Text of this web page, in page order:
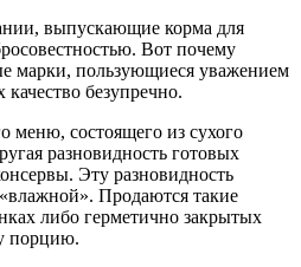
выпускающие корма для
Вот почему
марки, пользующиеся уважением
безупречно.
меню, состоящего из сухого
разновидность готовых
Эту разновидность
Продаются такие
либо герметично закрытых
порцию.